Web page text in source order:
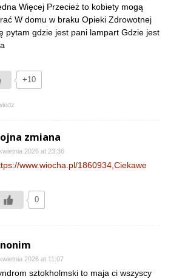
Więcej Przecież to kobiety mogą
W domu w braku Opieki Zdrowotnej
pytam gdzie jest pani lampart Gdzie jest
+10
zmiana
2026 at 23:36
www.wiocha.pl/1860934,Ciekawe
0
2026 at 11:07
sztokholmski to maja ci wszyscy